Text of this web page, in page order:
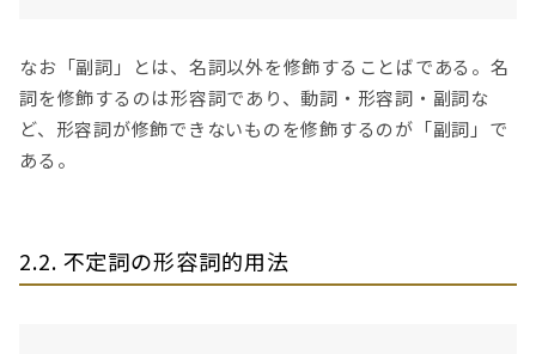
なお「副詞」とは、名詞以外を修飾することばである。名
詞を修飾するのは形容詞であり、動詞・形容詞・副詞な
ど、形容詞が修飾できないものを修飾するのが「副詞」で
ある。
2.2. 不定詞の形容詞的用法